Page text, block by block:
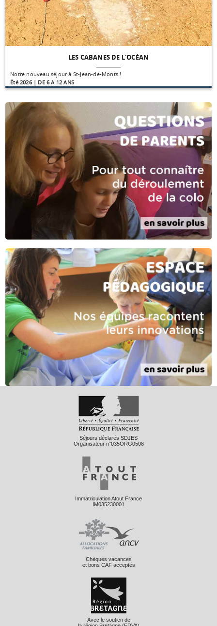
LES CABANES DE L'OCÉAN
Notre nouveau séjour à St-Jean-de-Monts !
Été 2026 | DE 6 A 12 ANS
Séjours déclarés SDJES
Organisateur n°035ORG0508
Immatriculation Atout France
IM035230001
Chèques vacances
et bons CAF acceptés
Avec le soutien de